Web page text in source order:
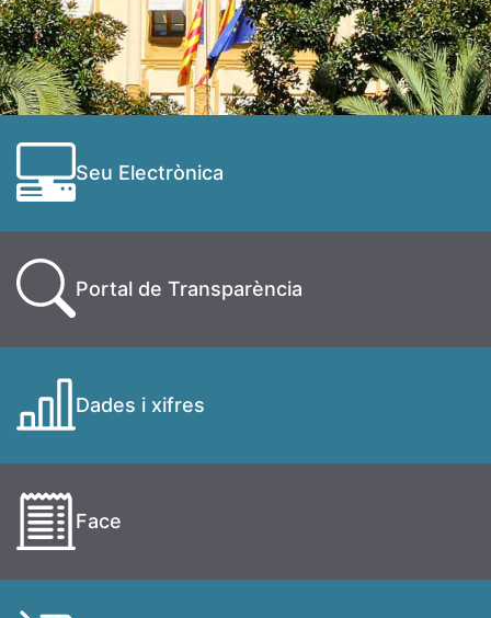
Seu Electrònica
Portal de Transparència
Dades i xifres
Face